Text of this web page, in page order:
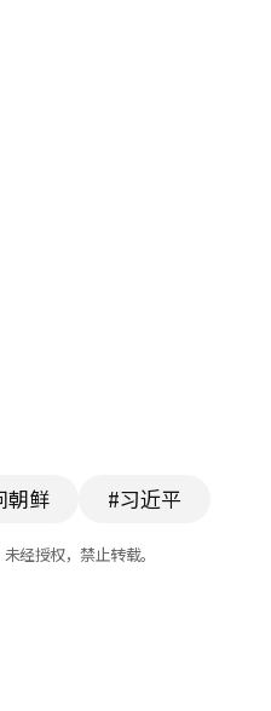
朝鲜 #习近平
经授权，禁止转载。